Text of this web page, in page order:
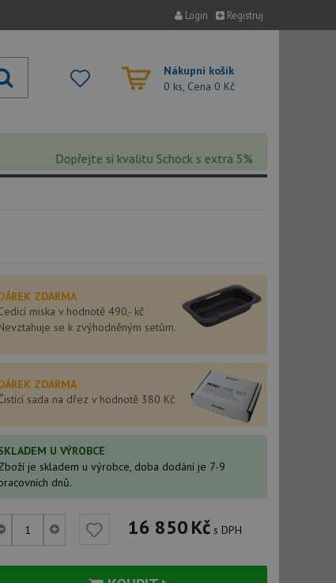
Login Registruj
Nákupní košík
0 ks, Cena 0 Kč
Dopřejte si kvalitu Schock s extra 5% slevou – sleva se
ZDARMA
miska v hodnotě 490,- kč
se k zvýhodněným setům.
ZDARMA
sada na dřez v hodnotě 380 Kč
U VÝROBCE
je skladem u výrobce, doba dodání je 7-9
dnů.
16 850Kč s DPH